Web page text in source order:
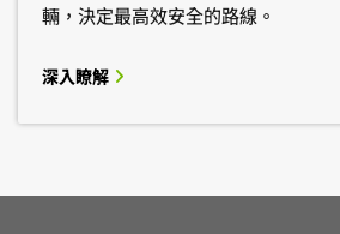
市場區隔：ITS 交通解決方案、運輸
NCS
NCS 推動亞太地區的技術進步，與
輛，決定最高效安全的路線。
深入瞭解